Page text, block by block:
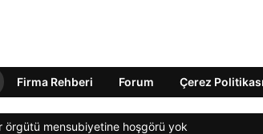
Firma Rehberi Forum Çerez
örgütü mensubiyetine hoşgörü yok